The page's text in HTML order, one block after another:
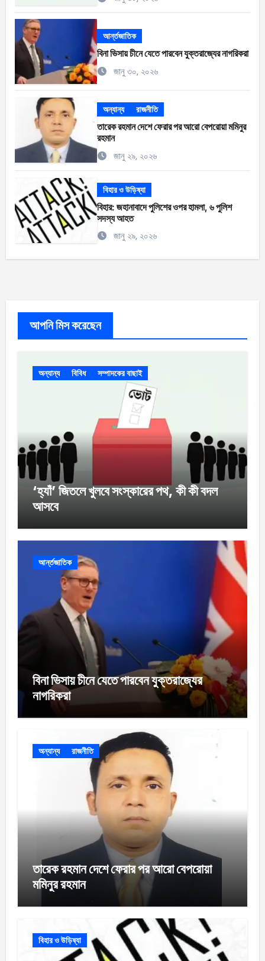
আর্ন্তজাতিক
বিনা ভিসায় চীনে যেতে পারবেন যুক্তরাজ্যের নাগরিকরা
জানু ৩০, ২০২৬
অন্যান্য রাজনীতি
তারেক রহমান দেশে ফেরার পর আরো বেপরোয়া মমিনুর
রহমান
জানু ২৯, ২০২৬
বিহার ও উড়িষ্যা
বিহার: জহানাবাদে পুলিশের ওপর হামলা, ৬ পুলিশ
সদস্য আহত
জানু ২৯, ২০২৬
আপনি মিস করেছেন
অন্যান্য বিবিধ সম্পাদকের বাছাই
‘হ্যাঁ’ জিতলে খুলবে সংস্কারের পথ, কী কী বদল
আসবে
আর্ন্তজাতিক
বিনা ভিসায় চীনে যেতে পারবেন যুক্তরাজ্যের
নাগরিকরা
অন্যান্য রাজনীতি
তারেক রহমান দেশে ফেরার পর আরো বেপরোয়া
মমিনুর রহমান
বিহার ও উড়িষ্যা